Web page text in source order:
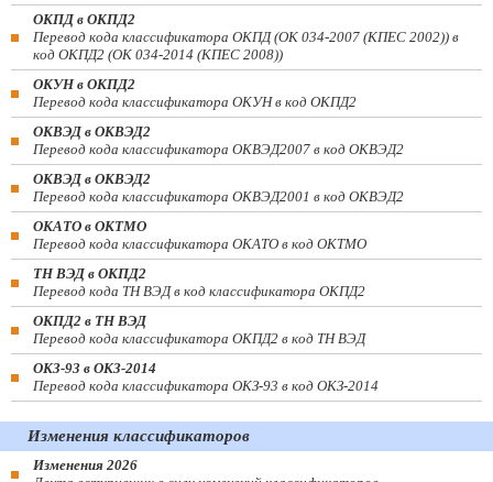
ОКПД в ОКПД2
Перевод кода классификатора ОКПД (ОК 034-2007 (КПЕС 2002)) в
код ОКПД2 (ОК 034-2014 (КПЕС 2008))
ОКУН в ОКПД2
Перевод кода классификатора ОКУН в код ОКПД2
ОКВЭД в ОКВЭД2
Перевод кода классификатора ОКВЭД2007 в код ОКВЭД2
ОКВЭД в ОКВЭД2
Перевод кода классификатора ОКВЭД2001 в код ОКВЭД2
ОКАТО в ОКТМО
Перевод кода классификатора ОКАТО в код ОКТМО
ТН ВЭД в ОКПД2
Перевод кода ТН ВЭД в код классификатора ОКПД2
ОКПД2 в ТН ВЭД
Перевод кода классификатора ОКПД2 в код ТН ВЭД
ОКЗ-93 в ОКЗ-2014
Перевод кода классификатора ОКЗ-93 в код ОКЗ-2014
Изменения классификаторов
Изменения 2026